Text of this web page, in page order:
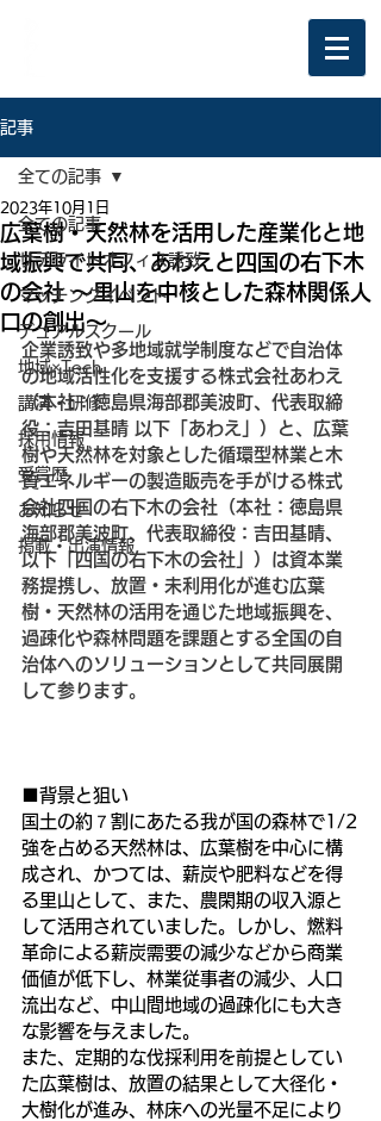
記事
全ての記事
サテライトオフィス誘致
マッチングイベント
デュアルスクール
地域×Tech
講演・研修
採用情報
受賞歴
お知らせ
掲載・出演情報
全ての記事
広葉樹・天然林を活用した産業化と地
域振興で共同、あわえと四国の右下木
の会社 〜里山を中核とした森林関係人
口の創出〜
2023年10月1日
企業誘致や多地域就学制度などで自治体
の地域活性化を支援する株式会社あわえ
（本社：徳島県海部郡美波町、代表取締
役：吉田基晴 以下「あわえ」）と、広葉
樹や天然林を対象とした循環型林業と木
質エネルギーの製造販売を手がける株式
会社四国の右下木の会社（本社：徳島県
海部郡美波町、代表取締役：吉田基晴、
以下「四国の右下木の会社」）は資本業
務提携し、放置・未利用化が進む広葉
樹・天然林の活用を通じた地域振興を、
過疎化や森林問題を課題とする全国の自
治体へのソリューションとして共同展開
して参ります。
■背景と狙い
国土の約７割にあたる我が国の森林で1/2
強を占める天然林は、広葉樹を中心に構
成され、かつては、薪炭や肥料などを得
る里山として、また、農閑期の収入源と
して活用されていました。しかし、燃料
革命による薪炭需要の減少などから商業
価値が低下し、林業従事者の減少、人口
流出など、中山間地域の過疎化にも大き
な影響を与えました。
また、定期的な伐採利用を前提としてい
た広葉樹は、放置の結果として大径化・
大樹化が進み、林床への光量不足により